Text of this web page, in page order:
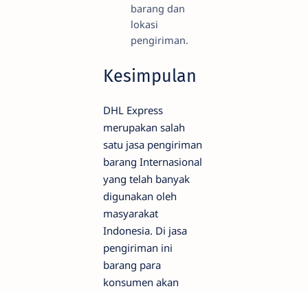
barang dan
lokasi
pengiriman.
Kesimpulan
DHL Express
merupakan salah
satu jasa pengiriman
barang Internasional
yang telah banyak
digunakan oleh
masyarakat
Indonesia. Di jasa
pengiriman ini
barang para
konsumen akan